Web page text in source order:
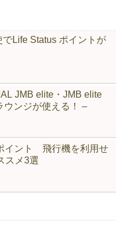
Life Status ポイントが
JMB elite・JMB elite
ウンジが使える！ –
イント 飛行機を利用せ
スメ3選